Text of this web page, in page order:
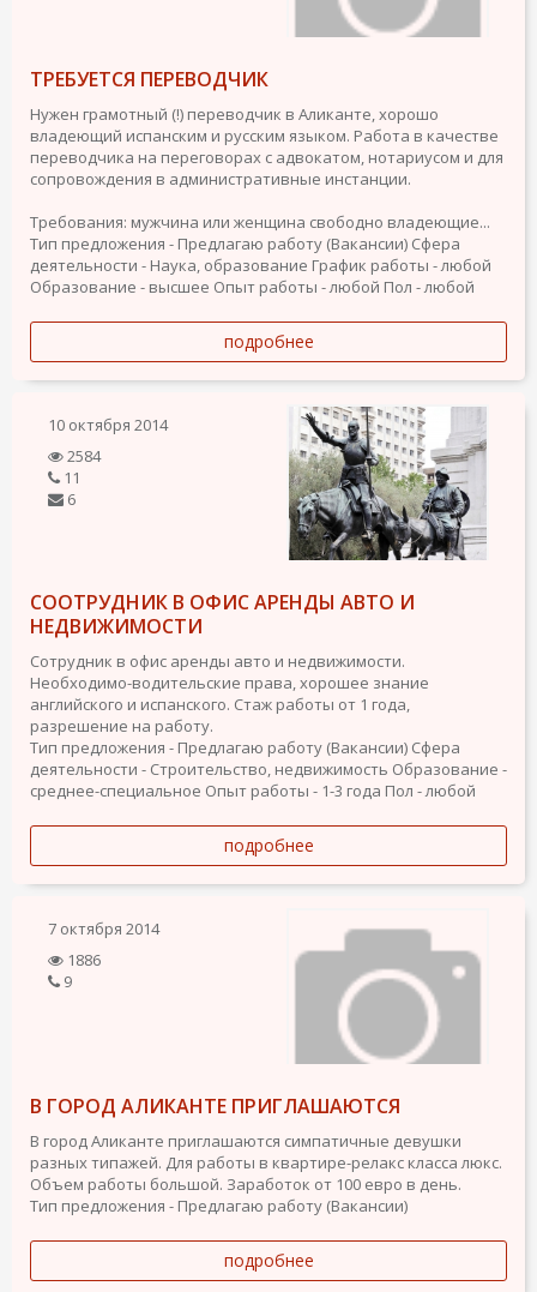
ТРЕБУЕТСЯ ПЕРЕВОДЧИК
Нужен грамотный (!) переводчик в Аликанте, хорошо
владеющий испанским и русским языком. Работа в качестве
переводчика на переговорах с адвокатом, нотариусом и для
сопровождения в административные инстанции.
Требования: мужчина или женщина свободно владеющие...
Тип предложения - Предлагаю работу (Вакансии) Сфера
деятельности - Наука, образование График работы - любой
Образование - высшее Опыт работы - любой Пол - любой
подробнее
10 октября 2014
2584
11
6
CООТРУДНИК В ОФИС АРЕНДЫ АВТО И
НЕДВИЖИМОСТИ
Сотрудник в офис аренды авто и недвижимости.
Необходимо-водительские права, хорошее знание
английского и испанского. Стаж работы от 1 года,
разрешение на работу.
Тип предложения - Предлагаю работу (Вакансии) Сфера
деятельности - Строительство, недвижимость Образование -
среднее-специальное Опыт работы - 1-3 года Пол - любой
подробнее
7 октября 2014
1886
9
В ГОРОД АЛИКАНТЕ ПРИГЛАШАЮТСЯ
В город Аликанте приглашаются симпатичные девушки
разных типажей. Для работы в квартире-релакс класса люкс.
Объем работы большой. Заработок от 100 евро в день.
Тип предложения - Предлагаю работу (Вакансии)
подробнее